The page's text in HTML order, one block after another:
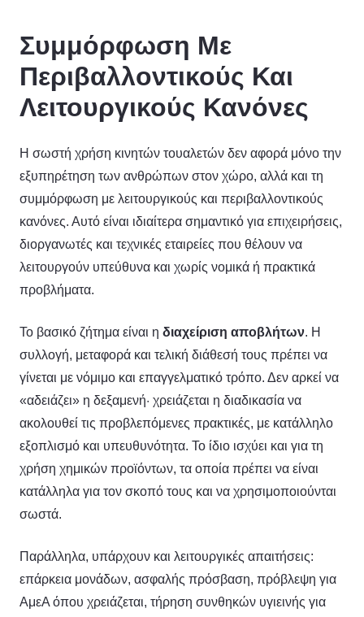
Συμμόρφωση Με
Περιβαλλοντικούς Και
Λειτουργικούς Κανόνες
Η σωστή χρήση κινητών τουαλετών δεν αφορά μόνο την
εξυπηρέτηση των ανθρώπων στον χώρο, αλλά και τη
συμμόρφωση με λειτουργικούς και περιβαλλοντικούς
κανόνες. Αυτό είναι ιδιαίτερα σημαντικό για επιχειρήσεις,
διοργανωτές και τεχνικές εταιρείες που θέλουν να
λειτουργούν υπεύθυνα και χωρίς νομικά ή πρακτικά
προβλήματα.
Το βασικό ζήτημα είναι η διαχείριση αποβλήτων. Η
συλλογή, μεταφορά και τελική διάθεσή τους πρέπει να
γίνεται με νόμιμο και επαγγελματικό τρόπο. Δεν αρκεί να
«αδειάζει» η δεξαμενή· χρειάζεται η διαδικασία να
ακολουθεί τις προβλεπόμενες πρακτικές, με κατάλληλο
εξοπλισμό και υπευθυνότητα. Το ίδιο ισχύει και για τη
χρήση χημικών προϊόντων, τα οποία πρέπει να είναι
κατάλληλα για τον σκοπό τους και να χρησιμοποιούνται
σωστά.
Παράλληλα, υπάρχουν και λειτουργικές απαιτήσεις:
επάρκεια μονάδων, ασφαλής πρόσβαση, πρόβλεψη για
ΑμεΑ όπου χρειάζεται, τήρηση συνθηκών υγιεινής για